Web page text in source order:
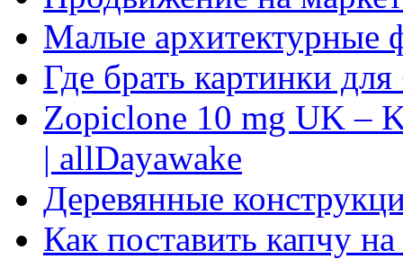
Малые архитектурные
Где брать картинки
Zopiclone 10 mg UK –
| allDayawake
Деревянные
Как поставить капчу